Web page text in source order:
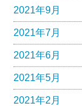
2021年9月
2021年7月
2021年6月
2021年5月
2021年2月